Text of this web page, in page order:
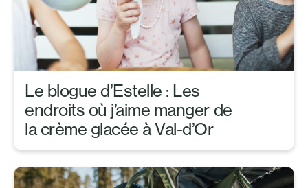
Le blogue d’Estelle : Les
endroits où j’aime manger de
la crème glacée à Val-d’Or